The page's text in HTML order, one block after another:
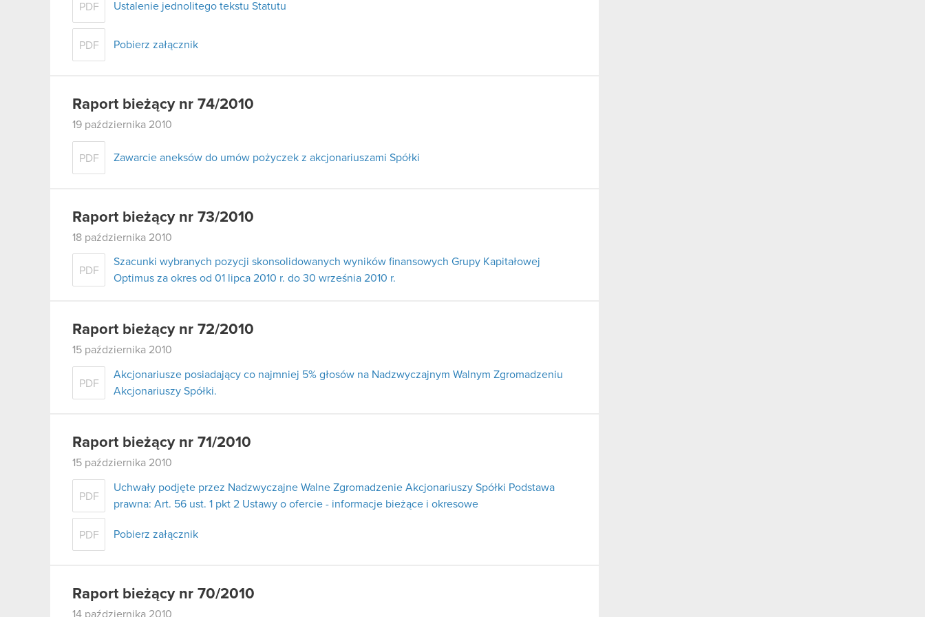
PDF Ustalenie jednolitego tekstu Statutu
PDF Pobierz załącznik
Raport bieżący nr 74/2010
19 października 2010
PDF Zawarcie aneksów do umów pożyczek z akcjonariuszami Spółki
Raport bieżący nr 73/2010
18 października 2010
PDF
Szacunki wybranych pozycji skonsolidowanych wyników finansowych Grupy Kapitałowej
Optimus za okres od 01 lipca 2010 r. do 30 września 2010 r.
Raport bieżący nr 72/2010
15 października 2010
PDF
Akcjonariusze posiadający co najmniej 5% głosów na Nadzwyczajnym Walnym Zgromadzeniu
Akcjonariuszy Spółki.
Raport bieżący nr 71/2010
15 października 2010
PDF
Uchwały podjęte przez Nadzwyczajne Walne Zgromadzenie Akcjonariuszy Spółki Podstawa
prawna: Art. 56 ust. 1 pkt 2 Ustawy o ofercie - informacje bieżące i okresowe
PDF Pobierz załącznik
Raport bieżący nr 70/2010
14 października 2010